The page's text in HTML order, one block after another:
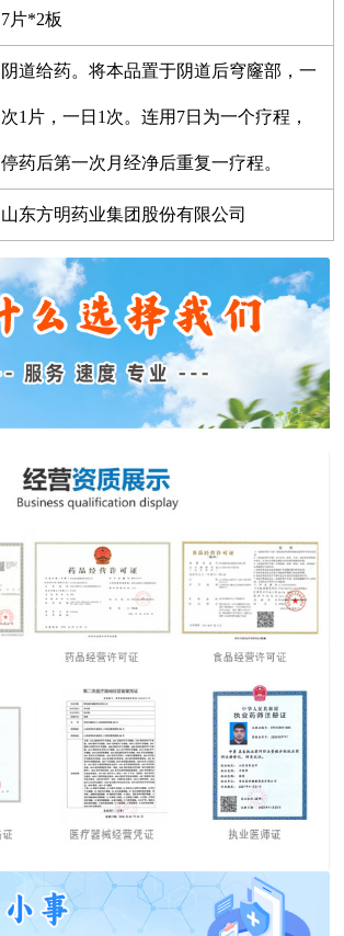
7片*2板
阴道给药。将本品置于阴道后穹窿部，一
次1片，一日1次。连用7日为一个疗程，
停药后第一次月经净后重复一疗程。
山东方明药业集团股份有限公司